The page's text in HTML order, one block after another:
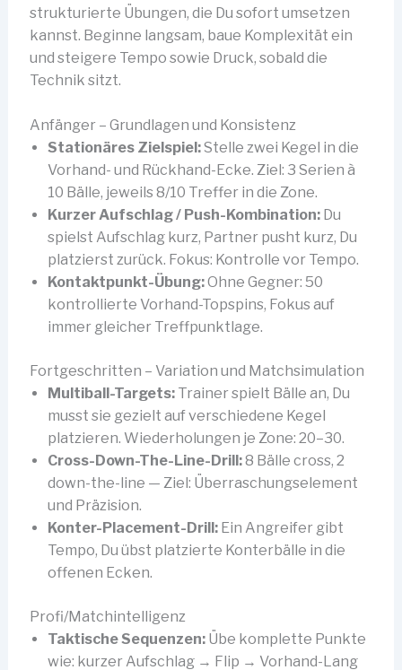
strukturierte Übungen, die Du sofort umsetzen
kannst. Beginne langsam, baue Komplexität ein
und steigere Tempo sowie Druck, sobald die
Technik sitzt.
Anfänger – Grundlagen und Konsistenz
Stationäres Zielspiel:Stelle zwei Kegel in die
Vorhand- und Rückhand-Ecke. Ziel: 3 Serien à
10 Bälle, jeweils 8/10 Treffer in die Zone.
Kurzer Aufschlag / Push-Kombination:Du
spielst Aufschlag kurz, Partner pusht kurz, Du
platzierst zurück. Fokus: Kontrolle vor Tempo.
Kontaktpunkt-Übung:Ohne Gegner: 50
kontrollierte Vorhand-Topspins, Fokus auf
immer gleicher Treffpunktlage.
Fortgeschritten – Variation und Matchsimulation
Multiball-Targets:Trainer spielt Bälle an, Du
musst sie gezielt auf verschiedene Kegel
platzieren. Wiederholungen je Zone: 20–30.
Cross-Down-The-Line-Drill:8 Bälle cross, 2
down-the-line — Ziel: Überraschungselement
und Präzision.
Konter-Placement-Drill:Ein Angreifer gibt
Tempo, Du übst platzierte Konterbälle in die
offenen Ecken.
Profi/Matchintelligenz
Taktische Sequenzen:Übe komplette Punkte
wie: kurzer Aufschlag → Flip → Vorhand-Lang